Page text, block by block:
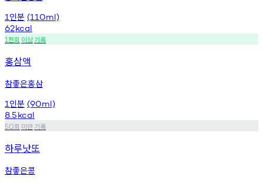
1 인분 (110ml)
62kcal
1천회 이상기록
홍삼액
참좋은홍삼
1 인분 (90ml)
8.5kcal
50회 미만기록
하루낫또
참좋은콩